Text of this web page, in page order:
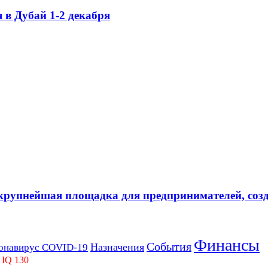
Дубай 1-2 декабря
площадка для предпринимателей,
COVID-19 Назначения События Финансы
130